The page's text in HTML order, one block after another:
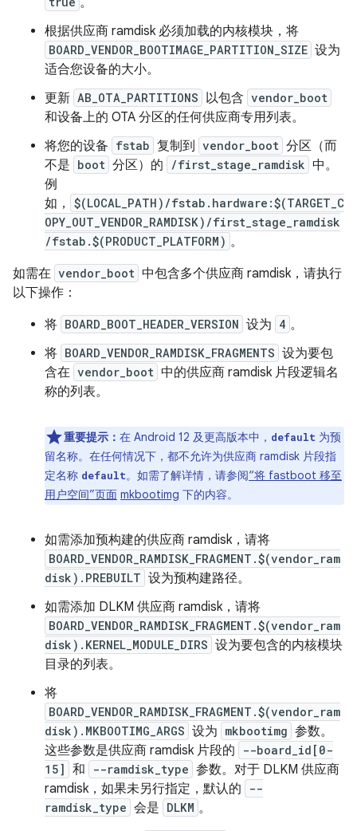
根据供应商 ramdisk 必须加载的内核模块，将
BOARD_VENDOR_BOOTIMAGE_PARTITION_SIZE 设为
适合您设备的大小。
更新 AB_OTA_PARTITIONS 以包含 vendor_boot
和设备上的 OTA 分区的任何供应商专用列表。
将您的设备 fstab 复制到 vendor_boot 分区（而
不是 boot 分区）的 /first_stage_ramdisk 中。
例
如，
$(LOCAL_PATH)/fstab.hardware:$(TARGET_C
OPY_OUT_VENDOR_RAMDISK)/first_stage_ramdisk
/fstab.$(PRODUCT_PLATFORM) 。
如需在 vendor_boot 中包含多个供应商 ramdisk，请执行
以下操作：
将 BOARD_BOOT_HEADER_VERSION 设为 4 。
将 BOARD_VENDOR_RAMDISK_FRAGMENTS 设为要包
含在 vendor_boot 中的供应商 ramdisk 片段逻辑名
称的列表。
重要提示： 在 Android 12 及更高版本中， default 为预
留名称。在任何情况下，都不允许为供应商 ramdisk 片段指
定名称 default。如需了解详情，请参阅“将 fastboot 移至
用户空间”页面 mkbootimg 下的内容。
如需添加预构建的供应商 ramdisk，请将
BOARD_VENDOR_RAMDISK_FRAGMENT.$(vendor_ram
disk).PREBUILT 设为预构建路径。
如需添加 DLKM 供应商 ramdisk，请将
BOARD_VENDOR_RAMDISK_FRAGMENT.$(vendor_ram
disk).KERNEL_MODULE_DIRS 设为要包含的内核模块
目录的列表。
将
BOARD_VENDOR_RAMDISK_FRAGMENT.$(vendor_ram
disk).MKBOOTIMG_ARGS 设为 mkbootimg 参数。
这些参数是供应商 ramdisk 片段的
--board_id[0-
15] 和 --ramdisk_type 参数。对于 DLKM 供应商
ramdisk，如果未另行指定，默认的
--
ramdisk_type 会是 DLKM 。